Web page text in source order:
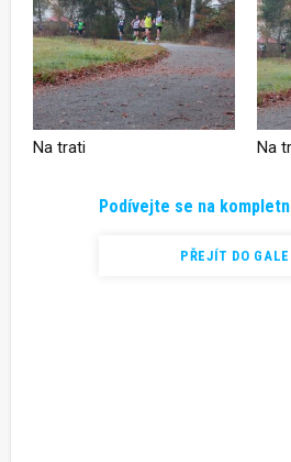
Podívejte se na
PŘEJÍT DO
Na trati Na